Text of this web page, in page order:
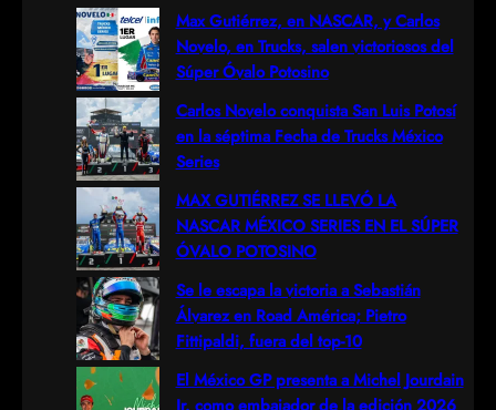
Max Gutiérrez, en NASCAR, y Carlos
Novelo, en Trucks, salen victoriosos del
Súper Óvalo Potosino
Carlos Novelo conquista San Luis Potosí
en la séptima Fecha de Trucks México
Series
MAX GUTIÉRREZ SE LLEVÓ LA
NASCAR MÉXICO SERIES EN EL SÚPER
ÓVALO POTOSINO
Se le escapa la victoria a Sebastián
Álvarez en Road América; Pietro
Fittipaldi, fuera del top-10
El México GP presenta a Michel Jourdain
Jr. como embajador de la edición 2026